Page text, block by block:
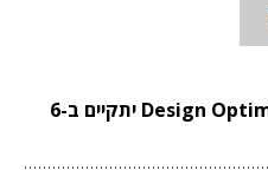
וובינר סינופסיס ל-Design Optimization יתקיים ב-6